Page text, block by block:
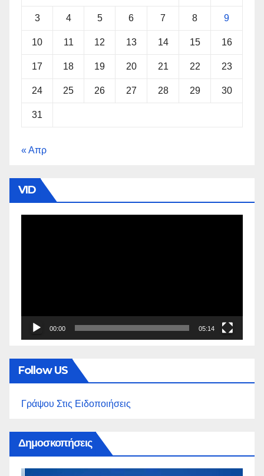
3 4 5 6 7 8 9
10 11 12 13 14 15 16
17 18 19 20 21 22 23
24 25 26 27 28 29 30
31
« Απρ
VID
00:00 05:14
Follow US
Γράψου Στις Ειδοποιήσεις
Δημοσκοπήσεις